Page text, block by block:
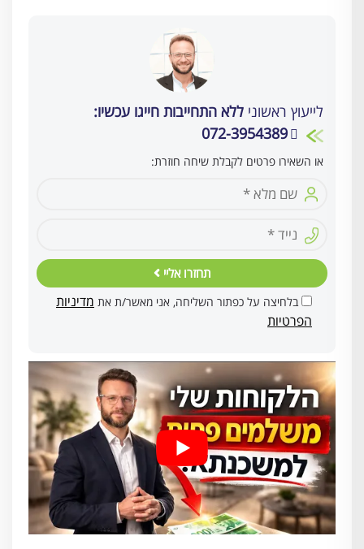
לייעוץ ראשוני ללא התחייבות חייגו עכשיו:
072-3954389
או השאירו פרטים לקבלת שיחה חוזרת:
תחזרו אליי
בלחיצה על כפתור השליחה, אני מאשר/ת את מדיניות
הפרטיות